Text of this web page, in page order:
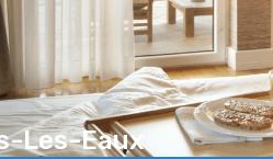
Les-Eaux